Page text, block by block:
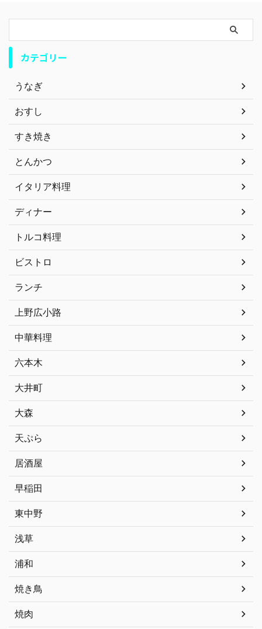
カテゴリー
うなぎ
おすし
すき焼き
とんかつ
イタリア料理
ディナー
トルコ料理
ビストロ
ランチ
上野広小路
中華料理
六本木
大井町
大森
天ぷら
居酒屋
早稲田
東中野
浅草
浦和
焼き鳥
焼肉